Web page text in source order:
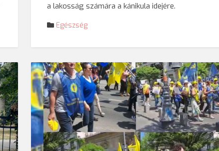
a lakosság számára a kánikula idejére.
Egészség